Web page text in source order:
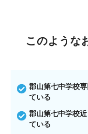
このような
郡山第七中学校
ている
郡山第七中学校
ている